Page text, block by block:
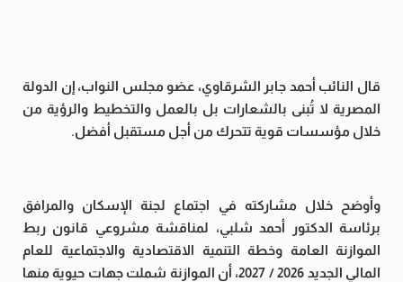
قال النائب أحمد جابر الشرقاوي، عضو مجلس النواب، إن الدولة
المصرية لا تُبنى بالشعارات بل بالعمل والتخطيط والرؤية من
خلال مؤسسات قوية تتحرك من أجل مستقبل أفضل.
وأوضح خلال مشاركته في اجتماع لجنة الإسكان والمرافق
برئاسة الدكتور أحمد شلبي، لمناقشة مشروعي قانون ربط
الموازنة العامة وخطة التنمية الاقتصادية والاجتماعية للعام
المالي الجديد 2026 / 2027، أن الموازنة شملت جهات حيوية منها